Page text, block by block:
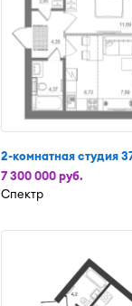
2-комнатная студия
7 300 000 руб.
Спектр